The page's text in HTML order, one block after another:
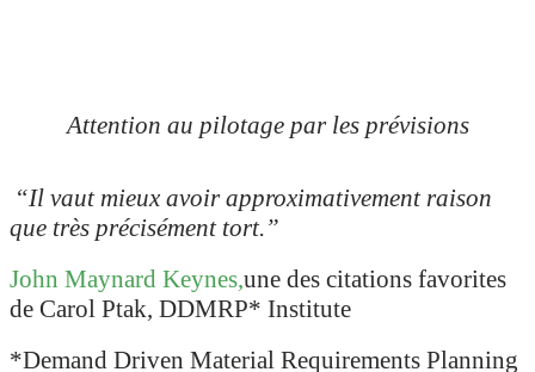
Attention au pilotage par les prévisions
“Il vaut mieux avoir approximativement raison
que très précisément tort.”
John Maynard Keynes,une des citations favorites
de Carol Ptak, DDMRP* Institute
*Demand Driven Material Requirements Planning